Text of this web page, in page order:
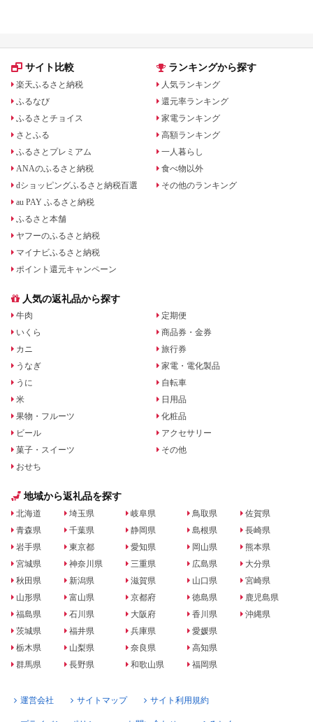
サイト比較
楽天ふるさと納税
ふるなび
ふるさとチョイス
さとふる
ふるさとプレミアム
ANAのふるさと納税
dショッピングふるさと納税百選
au PAY ふるさと納税
ふるさと本舗
ヤフーのふるさと納税
マイナビふるさと納税
ポイント還元キャンペーン
ランキングから探す
人気ランキング
還元率ランキング
家電ランキング
高額ランキング
一人暮らし
食べ物以外
その他のランキング
人気の返礼品から探す
牛肉
いくら
カニ
うなぎ
うに
米
果物・フルーツ
ビール
菓子・スイーツ
おせち
定期便
商品券・金券
旅行券
家電・電化製品
自転車
日用品
化粧品
アクセサリー
その他
地域から返礼品を探す
北海道
青森県
岩手県
宮城県
秋田県
山形県
福島県
茨城県
栃木県
群馬県
埼玉県
千葉県
東京都
神奈川県
新潟県
富山県
石川県
福井県
山梨県
長野県
岐阜県
静岡県
愛知県
三重県
滋賀県
京都府
大阪府
兵庫県
奈良県
和歌山県
鳥取県
島根県
岡山県
広島県
山口県
徳島県
香川県
愛媛県
高知県
福岡県
佐賀県
長崎県
熊本県
大分県
宮崎県
鹿児島県
沖縄県
運営会社 サイトマップ サイト利用規約